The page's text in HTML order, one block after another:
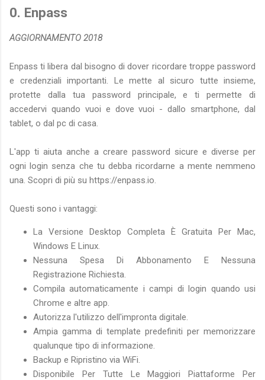
0. Enpass
AGGIORNAMENTO 2018
Enpass ti libera dal bisogno di dover ricordare troppe password
e credenziali importanti. Le mette al sicuro tutte insieme,
protette dalla tua password principale, e ti permette di
accedervi quando vuoi e dove vuoi - dallo smartphone, dal
tablet, o dal pc di casa.
L'app ti aiuta anche a creare password sicure e diverse per
ogni login senza che tu debba ricordarne a mente nemmeno
una. Scopri di più su https://enpass.io.
Questi sono i vantaggi:
La Versione Desktop Completa È Gratuita Per Mac,
Windows E Linux.
Nessuna Spesa Di Abbonamento E Nessuna
Registrazione Richiesta.
Compila automaticamente i campi di login quando usi
Chrome e altre app.
Autorizza l'utilizzo dell'impronta digitale.
Ampia gamma di template predefiniti per memorizzare
qualunque tipo di informazione.
Backup e Ripristino via WiFi.
Disponibile Per Tutte Le Maggiori Piattaforme Per